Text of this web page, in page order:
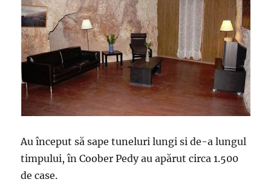
Au început să sape tuneluri lungi si de-a lungul
timpului, în Coober Pedy au apărut circa 1.500
de case.